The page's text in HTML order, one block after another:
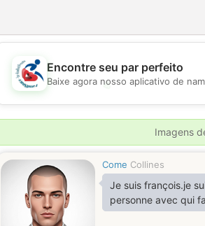
💖
Encontre seu par perfeito
Baixe agora nosso aplicativo de
Imagens
Come Collines
Je suis françois.je
personne avec qui